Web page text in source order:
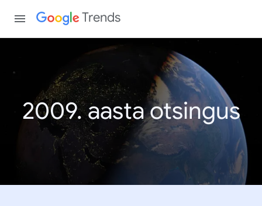
Trends
2009. aasta otsingus